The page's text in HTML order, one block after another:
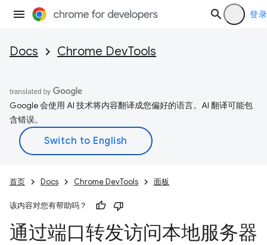
登录
Docs Chrome DevTools
Google 会使用 AI 技术将内容翻译成您偏好的语言。AI 翻译可能包
含错误。
首页 Docs Chrome DevTools 面板
该内容对您有帮助吗？
通过端口转发访问本地服务器